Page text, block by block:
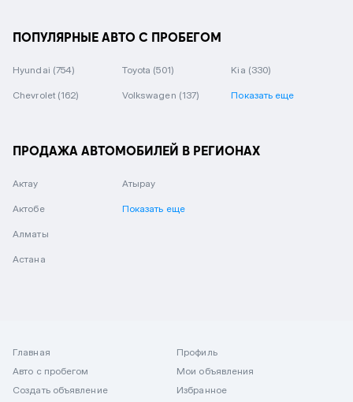
ПОПУЛЯРНЫЕ АВТО С ПРОБЕГОМ
Hyundai (754) Toyota (501) Kia (330)
Chevrolet (162) Volkswagen (137) Показать еще
ПРОДАЖА АВТОМОБИЛЕЙ В РЕГИОНАХ
Актау
Актобе
Алматы
Астана
Атырау
Показать еще
Главная
Авто с пробегом
Создать объявление
Профиль
Мои объявления
Избранное